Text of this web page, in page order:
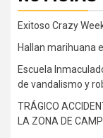
Exitoso Crazy
Hallan marihuana
Escuela
de vandalismo y
TRÁGICO
LA ZONA DE